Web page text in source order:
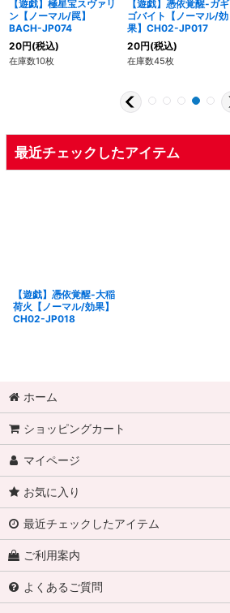
【遊戯】極星宝スヴァリ
ン【ノーマル/罠】
BACH-JP074
20円(税込)
在庫数10枚
【遊戯】憑依覚醒-ガギ
ゴバイト【ノーマル/効
果】CH02-JP017
20円(税込)
在庫数45枚
最近チェックしたアイテム
【遊戯】憑依覚醒-大稲
荷火【ノーマル/効果】
CH02-JP018
ホーム
ショッピングカート
マイページ
お気に入り
最近チェックしたアイテム
ご利用案内
よくあるご質問